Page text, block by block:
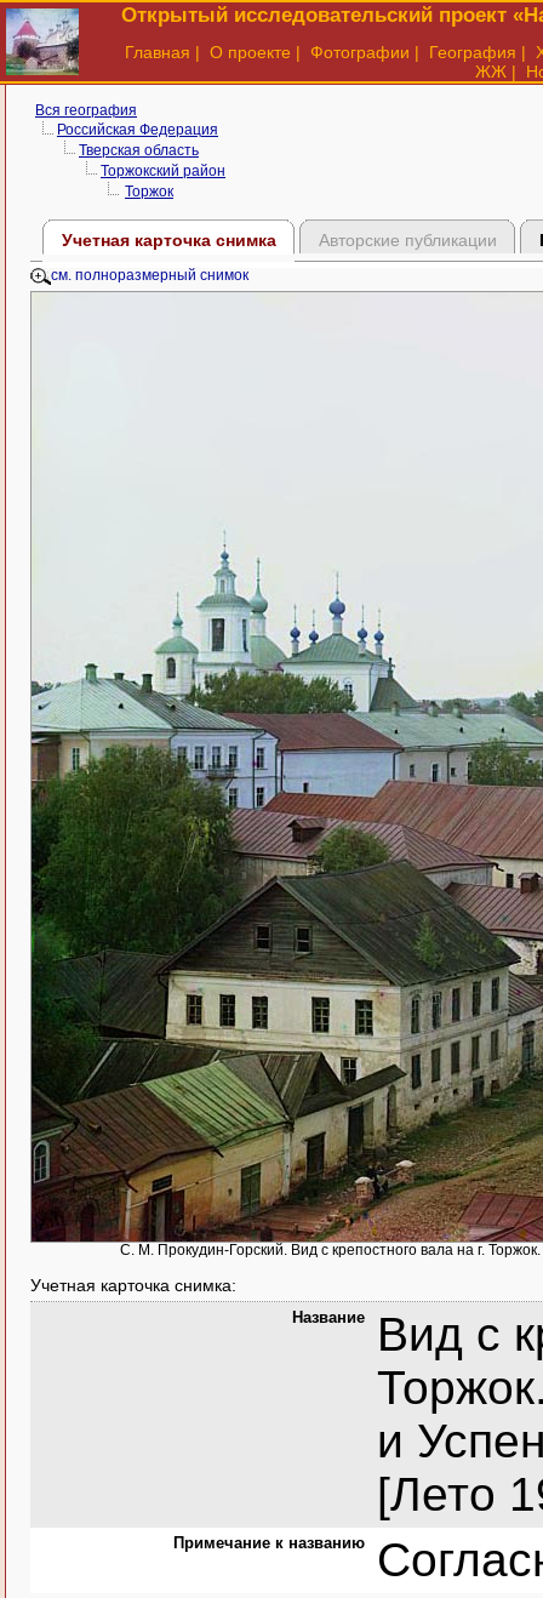
Открытый исследовательский проект
Главная | О проекте | Фотографии | География |
ЖЖ |
Вся география
Российская Федерация
Тверская область
Торжокский район
Торжок
Учетная карточка снимка Авторские публикации
см. полноразмерный снимок
С. М. Прокудин-Горский. Вид с крепостного вала на г.
Учетная карточка снимка:
Название
Вид с
и
[Лето
Примечание к названию